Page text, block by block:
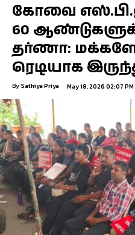
கோவை
60
தர்ணா:
ரெடியாக
By Sathiya Priya May 18, 2026 02:07 PM